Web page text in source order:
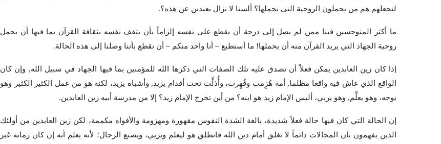
لنجعلهم هم من يحملون الروحية التي نحملها؟ ألسنا لا نزال بعيدين عن هذه؟.
ما أكثر المتوجسين فينا ممن لم يصل إلى درجة أن يقطع على نفسه إلزاماً بأن يثقف نفسه بثقافة القرآن بما فيها أن يحمل
روحية الجهاد التي يريد القرآن منه أن يحملها! ما أستطيع – أنا واحد منكم – أن نقطع بأننا وصلنا إلى هذه الحالة.
إذا كان زين العابدين يمكن فعلاً أن تصدق عليه تلك الصفات التي ذكرها الله للمؤمنين بما فيها الجهاد في سبيل الله, وإن كان
الواقع الذي عاش فيه واقعا مظلما, أمة هُزِمت وقُهِرت، وأُذلِّت تحت أقدام يزيد, وأشباه يزيد، لكنه هو من عمل الكثير الكثير وهو
يوجه، وهو يعلِّم, وهو يربي، أليس الإمام زيد هو ابنه؟ من أين تخرج الإمام زيد؟ إلا من مدرسة أبيه زين العابدين.
إن الحالة التي كان فيها حالة فعلاً شديدة، بالغة الشدة النفوس مقهورة ومهزومة والأفواه مكممة، لكن زين العابدين من أولئك
الذين يفهمون بأن المجالات دائماً لا تغلق أمام دين الله فانطلق هو ليعلم ويربي، ويصنع الرجال؛ لأنه يعلم أنه إن كان زمانه غير